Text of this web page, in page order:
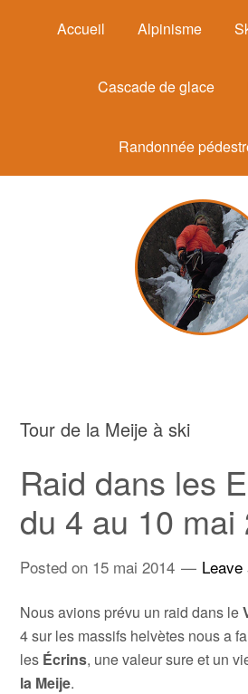
Accueil Alpinisme
Cascade de glace
Randonnée
Tour de la Meije à ski
Raid dans les
du 4 au 10 mai
Posted on 15 mai 2014
Nous avions prévu un raid dans le
4 sur les massifs helvètes nous a
les Écrins, une valeur sure et un
la Meije.